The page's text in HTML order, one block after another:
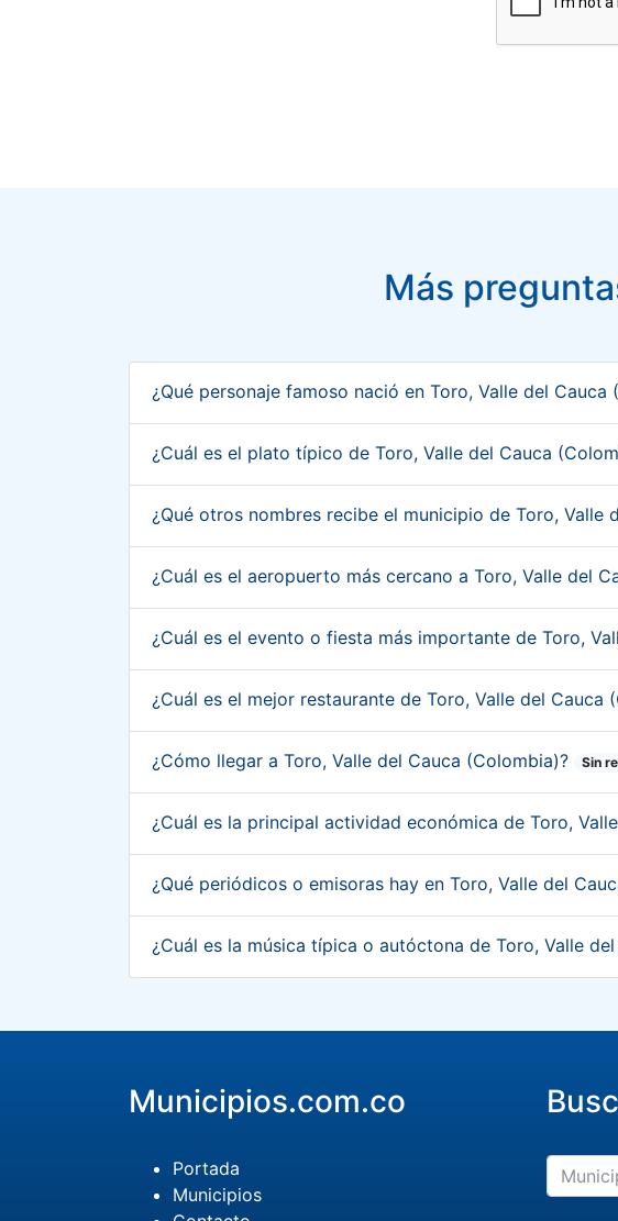
Más
¿Qué personaje famoso nació en Toro, Valle del Cauca
¿Cuál es el plato típico de Toro, Valle del Cauca
¿Qué otros nombres recibe el municipio de Toro, Valle
¿Cuál es el aeropuerto más cercano a Toro, Valle del
¿Cuál es el evento o fiesta más importante de Toro,
¿Cuál es el mejor restaurante de Toro, Valle del Cauca
¿Cómo llegar a Toro, Valle del Cauca (Colombia)? Sin
¿Cuál es la principal actividad económica de Toro,
¿Qué periódicos o emisoras hay en Toro, Valle del
¿Cuál es la música típica o autóctona de Toro, Valle
Municipios.com.co
Portada
Municipios